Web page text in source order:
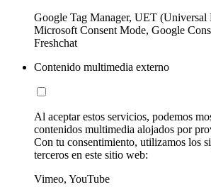
Google Tag Manager, UET (Universal
Microsoft Consent Mode, Google
Freshchat
Contenido multimedia externo
Al aceptar estos servicios, podemos
contenidos multimedia alojados por
Con tu consentimiento, utilizamos los
terceros en este sitio web:
Vimeo, YouTube